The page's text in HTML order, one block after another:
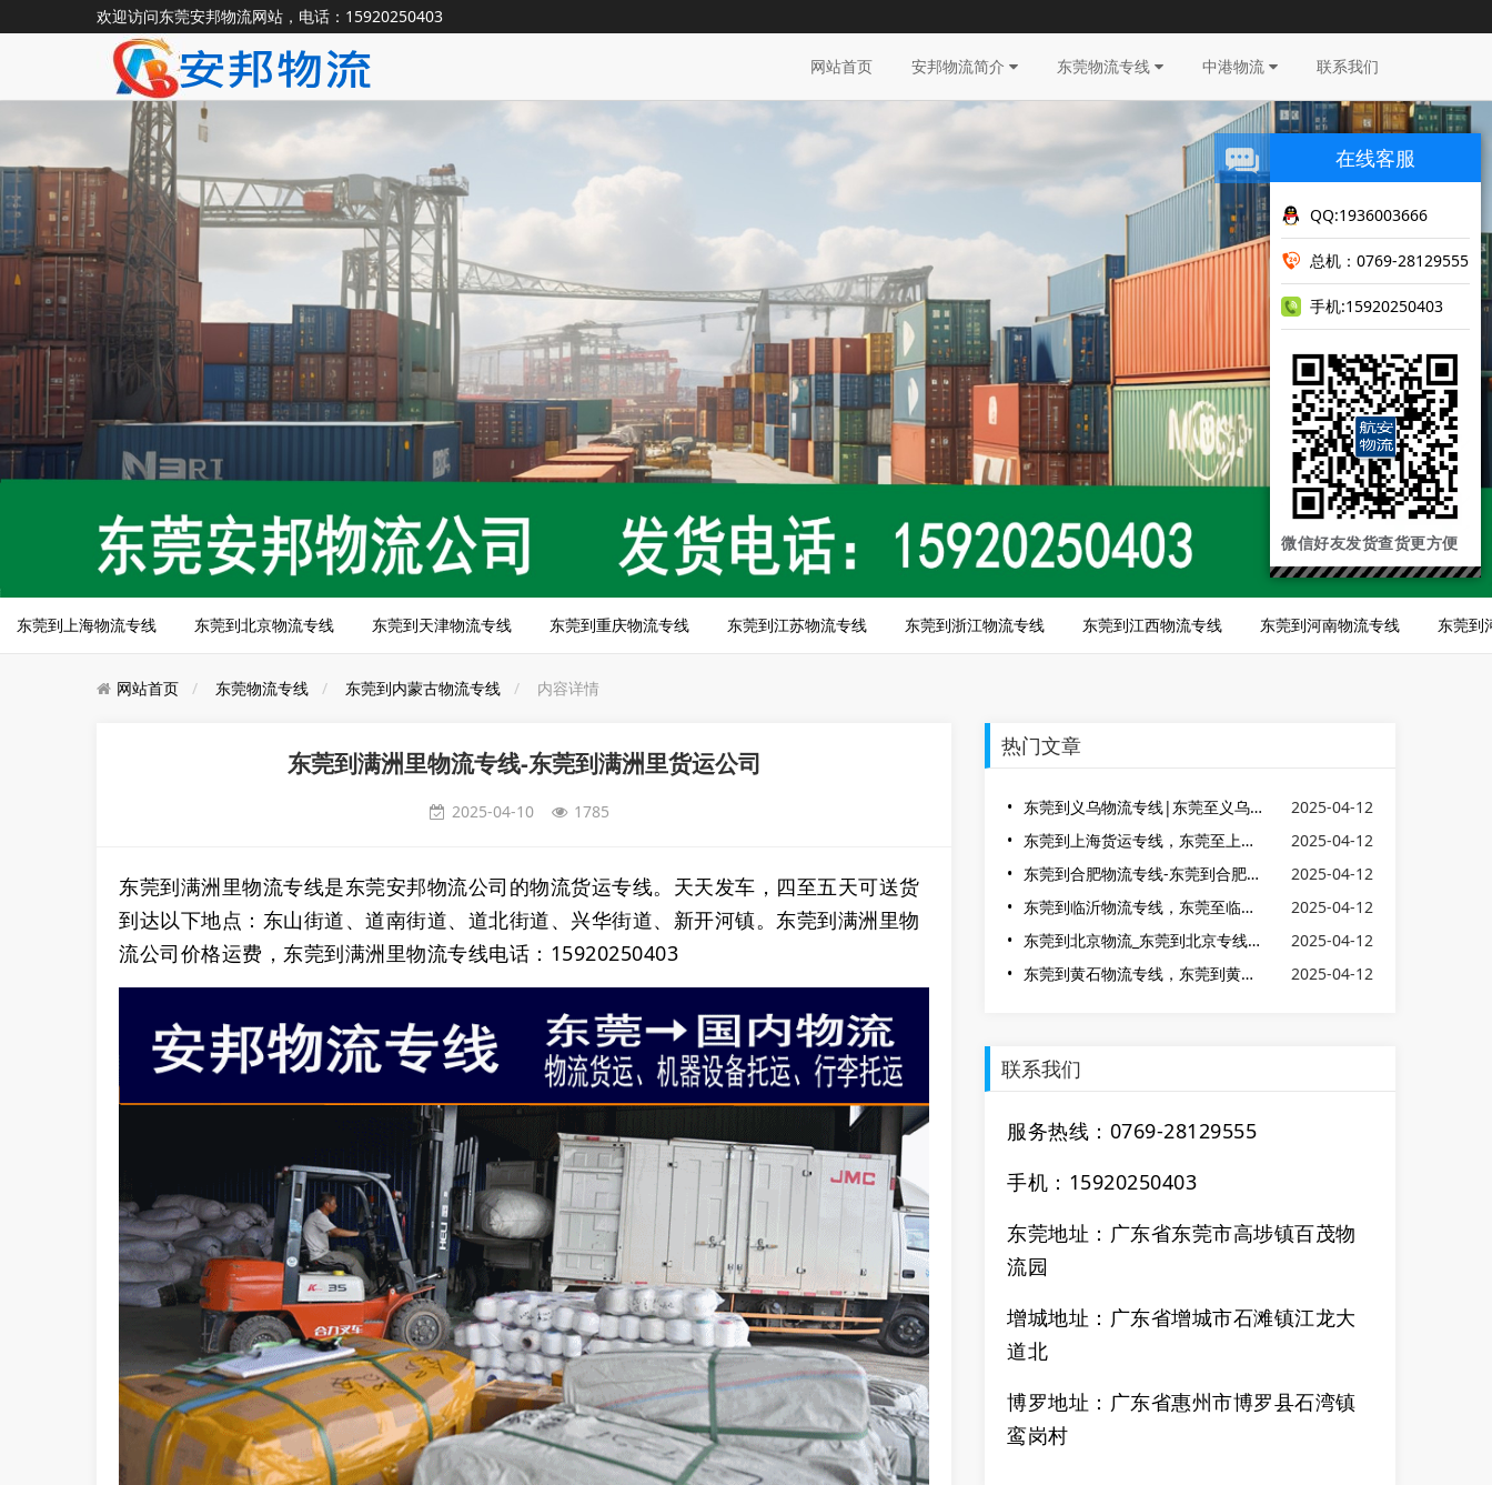
欢迎访问东莞安邦物流网站，电话：15920250403
网站首页 安邦物流简介 东莞物流专线 中港物流 联系我们
东莞到上海物流专线 东莞到北京物流专线 东莞到天津物流专线 东莞到重庆物流专线 东莞到江苏物流专线 东莞到浙江物流专线 东莞到江西物流专线 东莞到河南物流专线 东莞到
网站首页 东莞物流专线 东莞到内蒙古物流专线 内容详情
东莞到满洲里物流专线-东莞到满洲里货运公司
2025-04-10 1785
东莞到满洲里物流专线是东莞安邦物流公司的物流货运专线。天天发车，四至五天可送货
到达以下地点：东山街道、道南街道、道北街道、兴华街道、新开河镇。东莞到满洲里物
流公司价格运费，东莞到满洲里物流专线电话：15920250403
热门文章
东莞到义乌物流专线|东莞至义乌物流公司|东莞到义乌货运物流
2025-04-12
东莞到上海货运专线，东莞至上海货运公司
2025-04-12
东莞到合肥物流专线-东莞到合肥货运专线
2025-04-12
东莞到临沂物流专线，东莞至临沂货运公司
2025-04-12
东莞到北京物流_东莞到北京专线_东莞到北京货运
2025-04-12
东莞到黄石物流专线，东莞到黄石货运公司
2025-04-12
联系我们
服务热线：0769-28129555
手机：15920250403
东莞地址：广东省东莞市高埗镇百茂物
流园
增城地址：广东省增城市石滩镇江龙大
道北
博罗地址： 广东省惠州市博罗县石湾镇
鸾岗村
在线客服
QQ:1936003666
总机：0769-28129555
手机:15920250403
微信好友发货查货更方便